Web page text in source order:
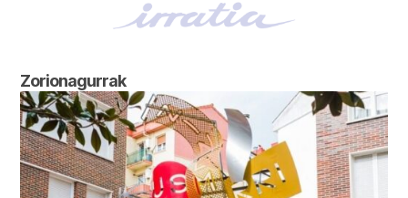
Zorionagurrak